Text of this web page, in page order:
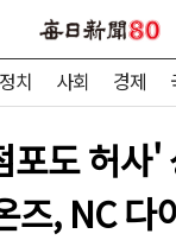
정치 사회 경제
포도 허사'
즈, NC 다